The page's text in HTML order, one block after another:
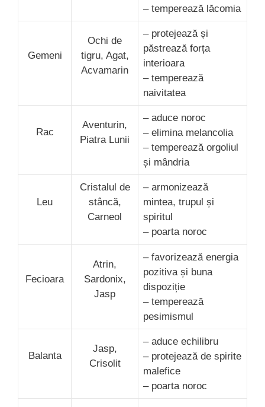
– temperează lăcomia
Gemeni
Ochi de
tigru, Agat,
Acvamarin
– protejează și
păstrează forța
interioara
– temperează
naivitatea
Rac
Aventurin,
Piatra Lunii
– aduce noroc
– elimina melancolia
– temperează orgoliul
și mândria
Leu
Cristalul de
stâncă,
Carneol
– armonizează
mintea, trupul și
spiritul
– poarta noroc
Fecioara
Atrin,
Sardonix,
Jasp
– favorizează energia
pozitiva și buna
dispoziție
– temperează
pesimismul
Balanta
Jasp,
Crisolit
– aduce echilibru
– protejează de spirite
malefice
– poarta noroc